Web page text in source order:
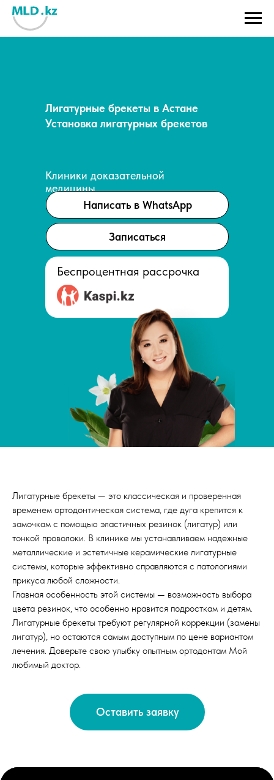
Клиники доказательной
медицины
Лигатурные брекеты в Астане
Написать в WhatsApp
Записаться
Беспроцентная рассрочка
Установка лигатурных брекетов
Лигатурные брекеты — это классическая и проверенная
временем ортодонтическая система, где дуга крепится к
замочкам с помощью эластичных резинок (лигатур) или
тонкой проволоки. В клинике мы устанавливаем надежные
металлические и эстетичные керамические лигатурные
системы, которые эффективно справляются с патологиями
прикуса любой сложности.
Главная особенность этой системы — возможность выбора
цвета резинок, что особенно нравится подросткам и детям.
Лигатурные брекеты требуют регулярной коррекции (замены
лигатур), но остаются самым доступным по цене вариантом
лечения. Доверьте свою улыбку опытным ортодонтам Мой
любимый доктор.
Оставить заявку